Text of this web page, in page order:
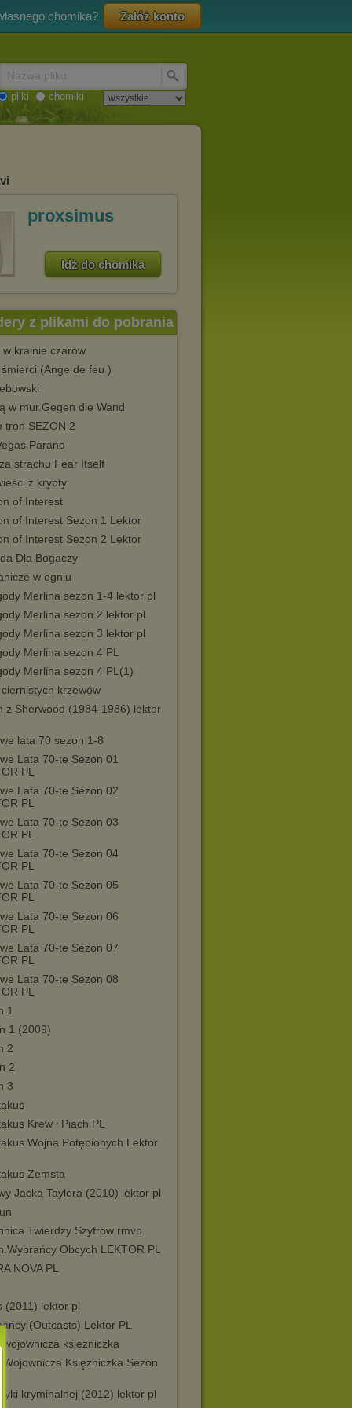
chomika? Załóż konto
pliki chomiki
proxsimus
Idź do chomika
z plikami do pobrania
w krainie czarów
śmierci (Ange de feu )
w mur.Gegen die Wand
tron SEZON 2
Parano
strachu Fear Itself
z krypty
of Interest
of Interest Sezon 1 Lektor
of Interest Sezon 2 Lektor
Dla Bogaczy
w ogniu
Merlina sezon 1-4 lektor pl
Merlina sezon 2 lektor pl
Merlina sezon 3 lektor pl
Merlina sezon 4 PL
Merlina sezon 4 PL(1)
ciernistych krzewów
z Sherwood (1984-1986) lektor
lata 70 sezon 1-8
Lata 70-te Sezon 01
PL
Lata 70-te Sezon 02
PL
Lata 70-te Sezon 03
PL
Lata 70-te Sezon 04
PL
Lata 70-te Sezon 05
PL
Lata 70-te Sezon 06
PL
Lata 70-te Sezon 07
PL
Lata 70-te Sezon 08
PL
1
1 (2009)
2
2
3
Krew i Piach PL
Wojna Potępionych Lektor
Zemsta
Jacka Taylora (2010) lektor pl
Twierdzy Szyfrow rmvb
Obcych LEKTOR PL
NOVA PL
(2011) lektor pl
(Outcasts) Lektor PL
wojownicza ksiezniczka
Wojownicza Księżniczka Sezon
kryminalnej (2012) lektor pl